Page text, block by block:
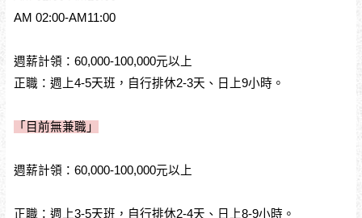
AM 02:00-AM11:00
週薪計領：60,000-100,000元以上
正職：週上4-5天班，自行排休2-3天、日上9小時。
「目前無兼職」
週薪計領：60,000-100,000元以上
正職：週上3-5天班，自行排休2-4天、日上8-9小時。